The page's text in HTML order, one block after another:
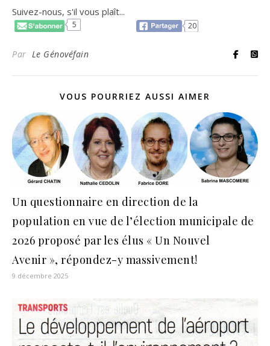
Suivez-nous, s'il vous plaît...
5 20
Par Le Génovéfain
VOUS POURRIEZ AUSSI AIMER
Un questionnaire en direction de la
population en vue de l’élection municipale de
2026 proposé par les élus « Un Nouvel
Avenir », répondez-y massivement!
9 décembre 2025